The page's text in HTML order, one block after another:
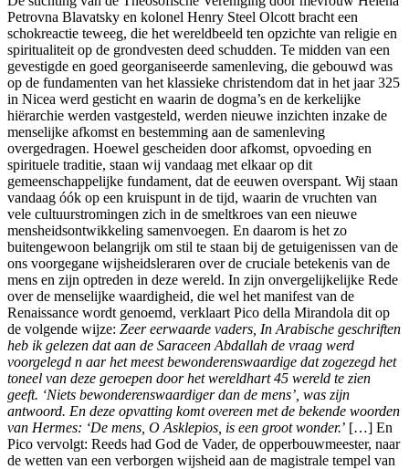
Petrovna Blavatsky en kolonel Henry Steel Olcott bracht een
schokreactie teweeg, die het wereldbeeld ten opzichte van religie en
spiritualiteit op de grondvesten deed schudden. Te midden van een
gevestigde en goed georganiseerde samenleving, die gebouwd was
op de fundamenten van het klassieke christendom dat in het jaar 325
in Nicea werd gesticht en waarin de dogma’s en de kerkelijke
hiërarchie werden vastgesteld, werden nieuwe inzichten inzake de
menselijke afkomst en bestemming aan de samenleving
overgedragen. Hoewel gescheiden door afkomst, opvoeding en
spirituele traditie, staan wij vandaag met elkaar op dit
gemeenschappelijke fundament, dat de eeuwen overspant. Wij staan
vandaag óók op een kruispunt in de tijd, waarin de vruchten van
vele cultuurstromingen zich in de smeltkroes van een nieuwe
mensheidsontwikkeling samenvoegen. En daarom is het zo
buitengewoon belangrijk om stil te staan bij de getuigenissen van de
ons voorgegane wijsheidsleraren over de cruciale betekenis van de
mens en zijn optreden in deze wereld. In zijn onvergelijkelijke Rede
over de menselijke waardigheid, die wel het manifest van de
Renaissance wordt genoemd, verklaart Pico della Mirandola dit op
de volgende wijze: Zeer eerwaarde vaders, In Arabische geschriften
heb ik gelezen dat aan de Saraceen Abdallah de vraag werd
voorgelegd n aar het meest bewonderenswaardige dat zogezegd het
toneel van deze geroepen door het wereldhart 45 wereld te zien
geeft. ‘Niets bewonderenswaardiger dan de mens’, was zijn
antwoord. En deze opvatting komt overeen met de bekende woorden
van Hermes: ‘De mens, O Asklepios, is een groot wonder.’ […] En
Pico vervolgt: Reeds had God de Vader, de opperbouwmeester, naar
de wetten van een verborgen wijsheid aan de magistrale tempel van